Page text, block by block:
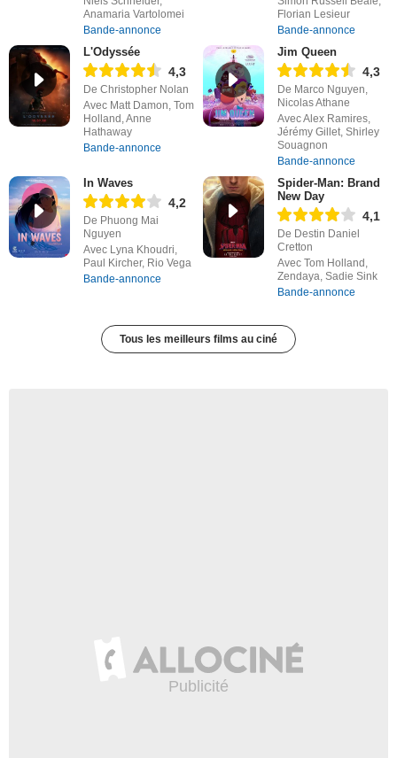
Anamaria Vartolomei
Bande-annonce
Florian Lesieur
Bande-annonce
L'Odyssée
4,3
De Christopher Nolan
Avec Matt Damon, Tom
Holland, Anne
Hathaway
Bande-annonce
Jim Queen
4,3
De Marco Nguyen,
Nicolas Athane
Avec Alex Ramires,
Jérémy Gillet, Shirley
Souagnon
Bande-annonce
In Waves
4,2
De Phuong Mai
Nguyen
Avec Lyna Khoudri,
Paul Kircher, Rio Vega
Bande-annonce
Spider-Man: Brand
New Day
4,1
De Destin Daniel
Cretton
Avec Tom Holland,
Zendaya, Sadie Sink
Bande-annonce
Tous les meilleurs films au ciné